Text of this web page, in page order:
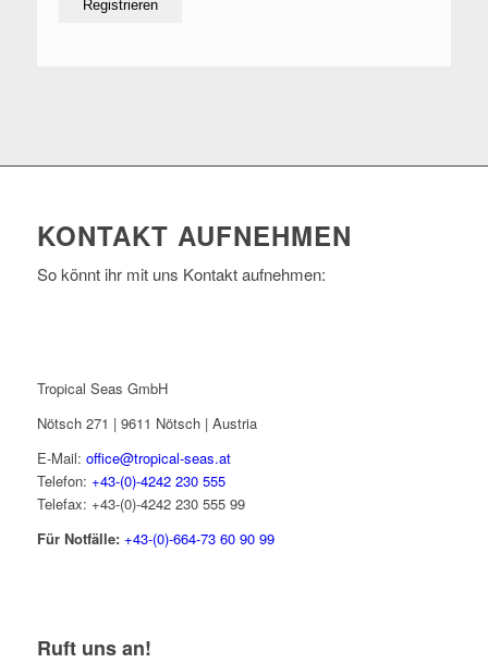
KONTAKT AUFNEHMEN
So könnt ihr mit uns Kontakt aufnehmen:
Tropical Seas GmbH
Nötsch 271 | 9611 Nötsch | Austria
E-Mail: office@tropical-seas.at
Telefon: +43-(0)-4242 230 555
Telefax: +43-(0)-4242 230 555 99
Für Notfälle: +43-(0)-664-73 60 90 99
Ruft uns an!